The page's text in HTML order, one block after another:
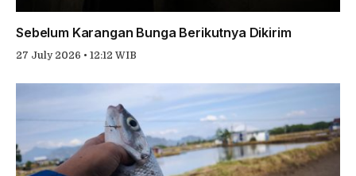
Sebelum Karangan Bunga Berikutnya Dikirim
27 July 2026 • 12:12 WIB